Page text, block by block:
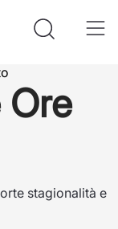
Ore
stagionalità e